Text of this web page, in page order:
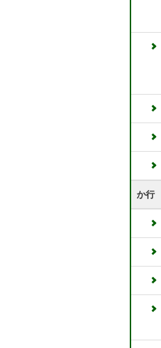
か行